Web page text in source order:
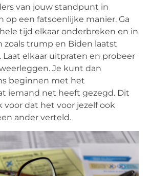
van jouw standpunt in
op een fatsoenlijke manier. Ga
tijd elkaar onderbreken en in
zoals trump en Biden laatst
Laat elkaar uitpraten en probeer
Je kunt dan
beginnen met het
iemand net heeft gezegd. Dit
voor dat het voor jezelf ook
ander verteld.